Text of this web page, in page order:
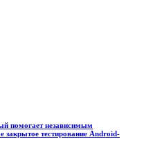
помогает независимым
закрытое тестирование Android-